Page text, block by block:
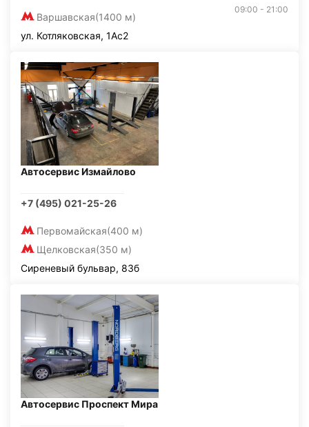
Варшавская(1400 м)
09:00 - 21:00
ул. Котляковская, 1Ас2
Автосервис Измайлово
+7 (495) 021-25-26
Первомайская(400 м)
Щелковская(350 м)
Сиреневый бульвар, 83б
Автосервис Проспект Мира